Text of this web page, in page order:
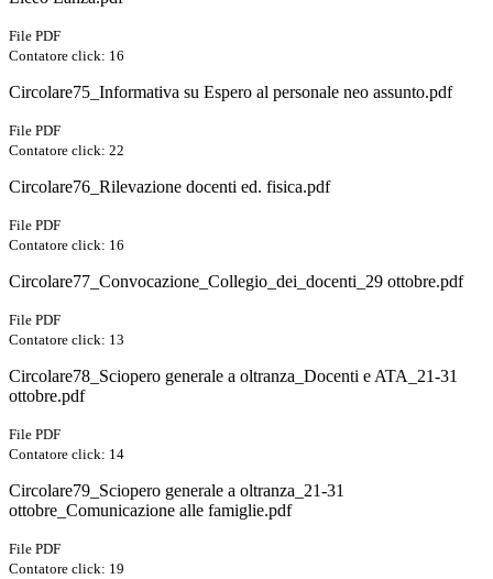
File PDF
Contatore click: 16
Circolare75_Informativa su Espero al personale neo assunto.pdf
File PDF
Contatore click: 22
Circolare76_Rilevazione docenti ed. fisica.pdf
File PDF
Contatore click: 16
Circolare77_Convocazione_Collegio_dei_docenti_29 ottobre.pdf
File PDF
Contatore click: 13
Circolare78_Sciopero generale a oltranza_Docenti e ATA_21-31
ottobre.pdf
File PDF
Contatore click: 14
Circolare79_Sciopero generale a oltranza_21-31
ottobre_Comunicazione alle famiglie.pdf
File PDF
Contatore click: 19